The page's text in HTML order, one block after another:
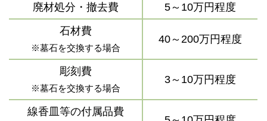
廃材処分・撤去費
5～10万円程度
石材費
※墓石を交換する場合
40～200万円程度
彫刻費
※墓石を交換する場合
3～10万円程度
線香皿等の付属品費